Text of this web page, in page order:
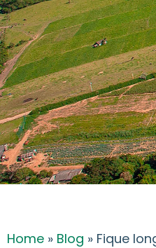
Home » Blog » Fique